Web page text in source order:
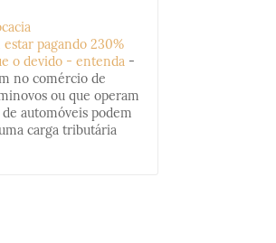
pagando 230%
o devido - entenda -
no comércio de
ou que operam
automóveis podem
carga tributária